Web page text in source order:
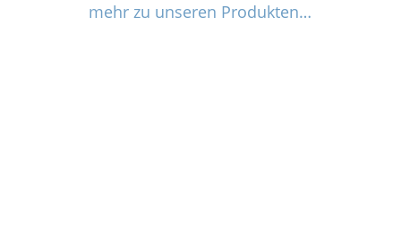
mehr zu unseren Produkten…